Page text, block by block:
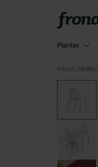
Plantas
Inicio Jardín